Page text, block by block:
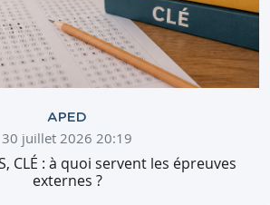
APED
30 juillet 2026 20:19
CLÉ : à quoi servent les épreuves
externes ?